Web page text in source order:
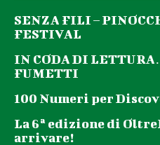
SENZA FILI –
FESTIVAL
IN CODA DI
FUMETTI
100 Numeri per
La 6ª edizione di
arrivare!